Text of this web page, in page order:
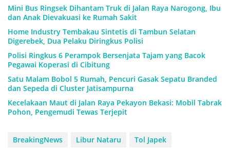
Mini Bus Ringsek Dihantam Truk di Jalan Raya Narogong, Ibu
dan Anak Dievakuasi ke Rumah Sakit
Home Industry Tembakau Sintetis di Tambun Selatan
Digerebek, Dua Pelaku Diringkus Polisi
Polisi Ringkus 6 Perampok Bersenjata Tajam yang Bacok
Pegawai Koperasi di Cibitung
Satu Malam Bobol 5 Rumah, Pencuri Gasak Sepatu Branded
dan Sepeda di Cluster Jatisampurna
Kecelakaan Maut di Jalan Raya Pekayon Bekasi: Mobil Tabrak
Pohon, Pengemudi Tewas Terjepit
BreakingNews Libur Nataru Tol Japek